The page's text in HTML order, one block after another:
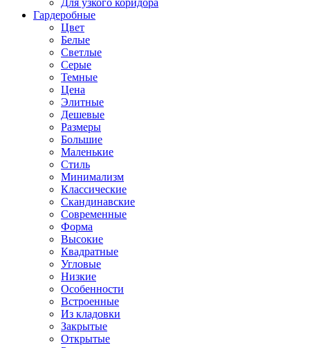
Для узкого коридора
Гардеробные
Цвет
Белые
Светлые
Серые
Темные
Цена
Элитные
Дешевые
Размеры
Большие
Маленькие
Стиль
Минимализм
Классические
Скандинавские
Современные
Форма
Высокие
Квадратные
Угловые
Низкие
Особенности
Встроенные
Из кладовки
Закрытые
Открытые